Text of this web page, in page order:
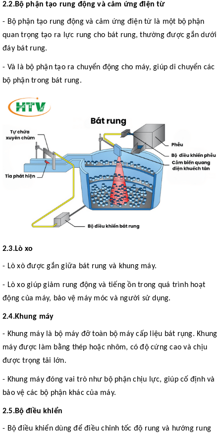
2.2.Bộ phận tạo rung động và cảm ứng điện từ
- Bộ phận tạo rung động và cảm ứng điện từ là một bộ phận
quan trọng tạo ra lực rung cho bát rung, thường được gắn dưới
đáy bát rung.
- Và là bộ phận tạo ra chuyển động cho máy, giúp di chuyển các
bộ phận trong bát rung.
2.3.Lò xo
- Lò xò được gắn giữa bát rung và khung máy.
- Lò xo giúp giảm rung động và tiếng ồn trong quá trình hoạt
động của máy, bảo vệ máy móc và người sử dụng.
2.4.Khung máy
- Khung máy là bộ máy đỡ toàn bộ máy cấp liệu bát rụng. Khung
máy được làm bằng thép hoặc nhôm, có độ cứng cao và chịu
được trọng tải lớn.
- Khung máy đóng vai trò như bộ phận chịu lực, giúp cố định và
bảo vệ các bộ phận khác của máy.
2.5.Bộ điều khiển
- Bộ điều khiển dùng để điều chỉnh tốc độ rung và hướng rung